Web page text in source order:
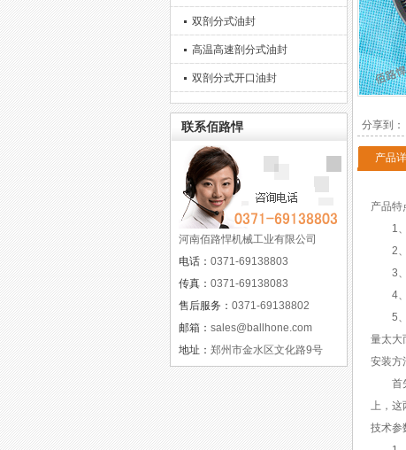
双剖分式油封
高温高速剖分式油封
双剖分式开口油封
联系佰路悍
河南佰路悍机械工业有限公司
电话： 0371-69138803
传真： 0371-69138083
售后服务： 0371-69138802
邮箱： sales@ballhone.com
地址： 郑州市金水区文化路9号
分享到：
产品
产品特
1、
2、
3、
4、
5、
量太大
安装方
首先
上，这
技术参